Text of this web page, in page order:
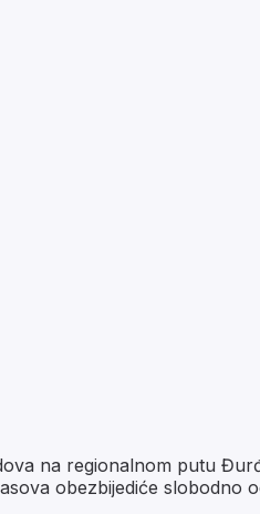
na regionalnom putu
obezbijediće slobodno